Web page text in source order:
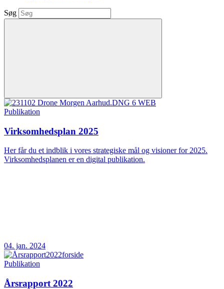
Søg
Publikation
Virksomhedsplan 2025
Her får du et indblik i vores strategiske mål og visioner for 2025.
Virksomhedsplanen er en digital publikation.
04. jan. 2024
Publikation
Årsrapport 2022